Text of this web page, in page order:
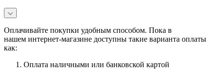
Оплачивайте покупки удобным способом. Пока в
нашем интернет-магазине доступны такие варианта оплаты
как:
Оплата наличными или банковской картой